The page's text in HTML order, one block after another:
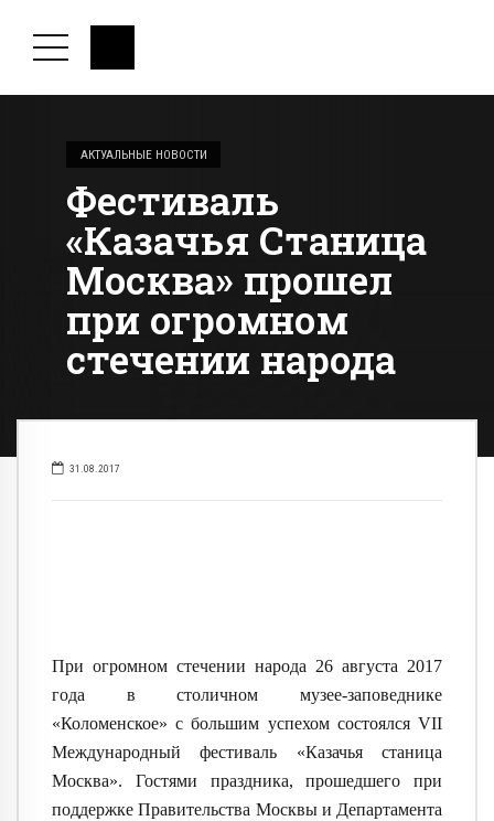
АКТУАЛЬНЫЕ НОВОСТИ
Фестиваль
«Казачья Станица
Москва» прошел
при огромном
стечении народа
31.08.2017
При огромном стечении народа 26 августа 2017
года в столичном музее-заповеднике
«Коломенское» с большим успехом состоялся VII
Международный фестиваль «Казачья станица
Москва». Гостями праздника, прошедшего при
поддержке Правительства Москвы и Департамента